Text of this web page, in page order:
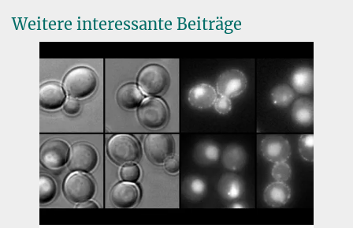
Dr. Virginia Geisel
Pressereferentin
+49 160 913-87362
virginia.geisel@...
Max-Planck-Institut für terrestrische Mikrobiologie, Marburg
DOI: 10.1126/sciadv.abf8404
Weitere interessante Beiträge